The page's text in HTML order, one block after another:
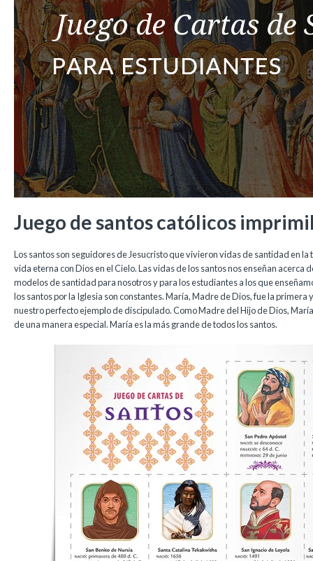
Juego de santos católicos
Los santos son seguidores de Jesucristo que vivieron vidas de santidad en
vida eterna con Dios en el Cielo. Las vidas de los santos nos enseñan acerca
modelos de santidad para nosotros y para los estudiantes a los que
los santos por la Iglesia son constantes. María, Madre de Dios, fue la primera
nuestro perfecto ejemplo de discipulado. Como Madre del Hijo de Dios,
de una manera especial. María es la más grande de todos los santos.